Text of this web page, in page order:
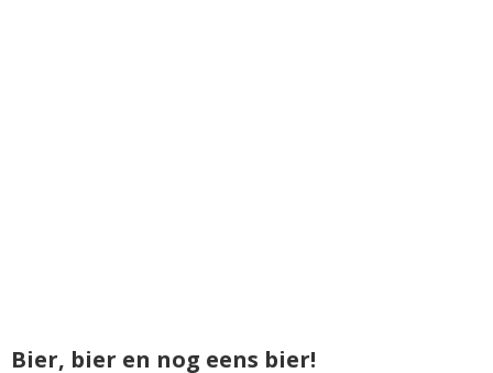
Bier, bier en nog eens bier!